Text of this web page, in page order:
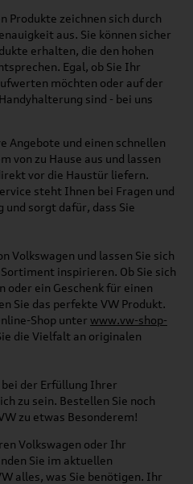
Produkte zeichnen sich durch
aus. Sie können sicher
erhalten, die den hohen
Egal, ob Sie Ihr
möchten oder auf der
sind - bei uns
Angebote und einen schnellen
von zu Hause aus und lassen
vor die Haustür liefern.
steht Ihnen bei Fragen und
und sorgt dafür, dass Sie
Volkswagen und lassen Sie sich
inspirieren. Ob Sie sich
oder ein Geschenk für einen
Sie das perfekte VW Produkt.
Shop unter www.vw-shop-
die Vielfalt an originalen
der Erfüllung Ihrer
zu sein. Bestellen Sie noch
zu etwas Besonderem!
Volkswagen oder Ihr
Sie im aktuellen
alles, was Sie benötigen. Ihr